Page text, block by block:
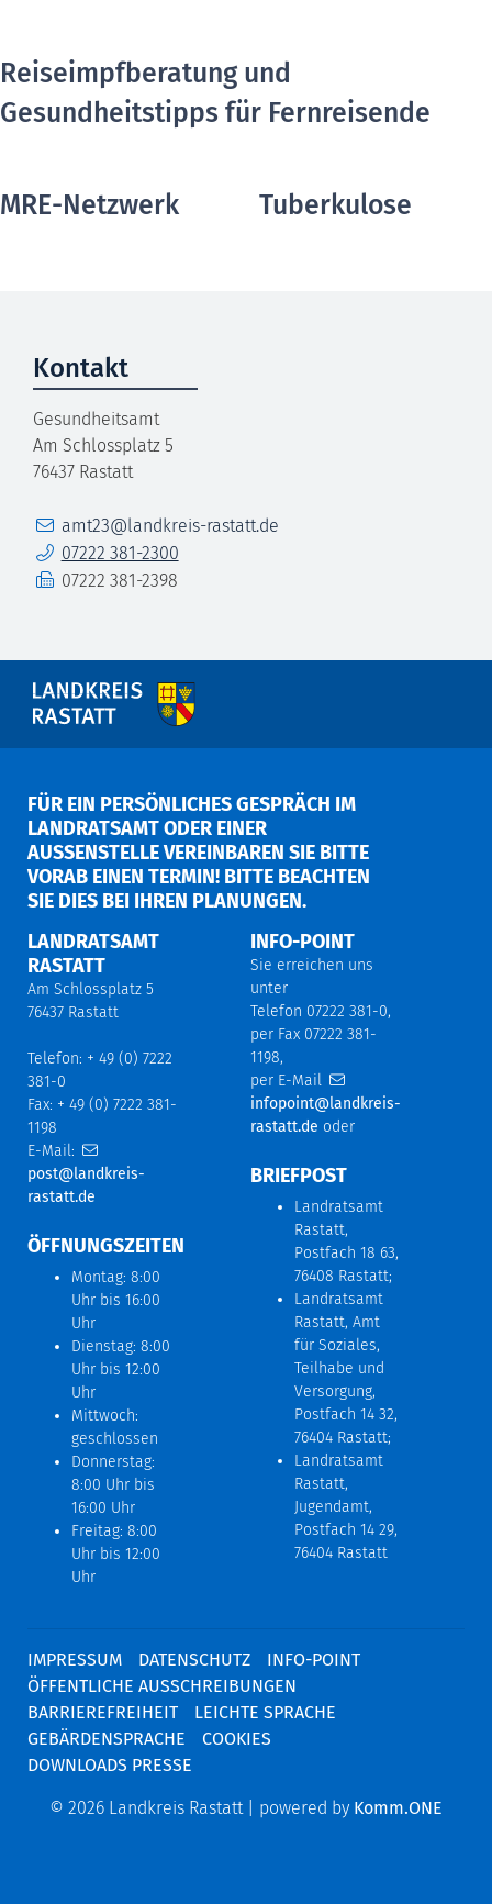
Reiseimpfberatung und
Gesundheitstipps für Fernreisende
MRE-Netzwerk Tuberkulose
Kontakt
Gesundheitsamt
Am Schlossplatz 5
76437 Rastatt
E-Mailamt23@landkreis-rastatt.de
Telefon07222 381-2300
Fax 07222 381-2398
FÜR EIN PERSÖNLICHES GESPRÄCH IM
LANDRATSAMT ODER EINER
AUSSENSTELLE VEREINBAREN SIE BITTE V
ORAB EINEN TERMIN! BITTE BEACHTEN S
IE DIES BEI IHREN PLANUNGEN.
LANDRATSAMT
RASTATT
Am Schlossplatz 5
76437 Rastatt
Telefon: + 49 (0) 7222
381-0
Fax: + 49 (0) 7222 381-
1198
E-Mail:
post@landkreis-
rastatt.de
ÖFFNUNGSZEITEN
Montag: 8:00
Uhr bis 16:00
Uhr
Dienstag: 8:00
Uhr bis 12:00
Uhr
Mittwoch:
geschlossen
Donnerstag:
8:00 Uhr bis
16:00 Uhr
Freitag: 8:00
Uhr bis 12:00
Uhr
INFO-POINT
Sie erreichen uns
unter
Telefon 07222 381-0,
per Fax 07222 381-
1198,
per E-Mail
infopoint@landkreis-
rastatt.de oder
BRIEFPOST
Landratsamt
Rastatt,
Postfach 18 63,
76408 Rastatt;
Landratsamt
Rastatt, Amt
für Soziales,
Teilhabe und
Versorgung,
Postfach 14 32,
76404 Rastatt;
Landratsamt
Rastatt,
Jugendamt,
Postfach 14 29,
76404 Rastatt
IMPRESSUM DATENSCHUTZ
INFO-POINT
ÖFFENTLICHE AUSSCHREIBUNGEN
BARRIEREFREIHEIT
LEICHTE SPRACHE
GEBÄRDENSPRACHE
COOKIES
DOWNLOADS PRESSE
© 2026 Landkreis Rastatt | powered by Komm.ONE